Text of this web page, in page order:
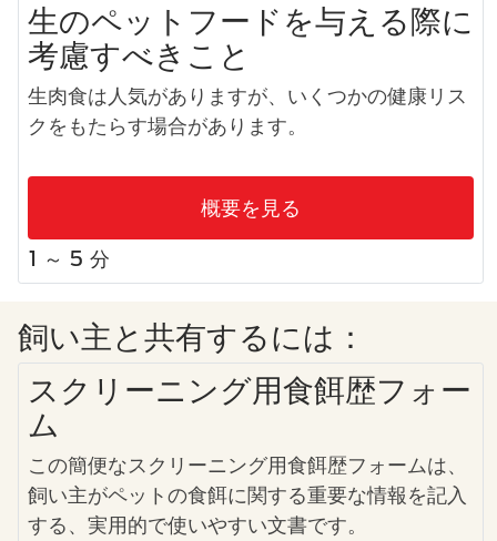
生のペットフードを与える際に
考慮すべきこと
生肉食は人気がありますが、いくつかの健康リス
クをもたらす場合があります。
概要を見る
1 ～ 5 分
飼い主と共有するには：
スクリーニング用食餌歴フォー
ム
この簡便なスクリーニング用食餌歴フォームは、
飼い主がペットの食餌に関する重要な情報を記入
する、実用的で使いやすい文書です。